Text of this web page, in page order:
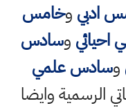
ادبي وخامس
وسادس
وسادس علمي
الرسمية وايضا